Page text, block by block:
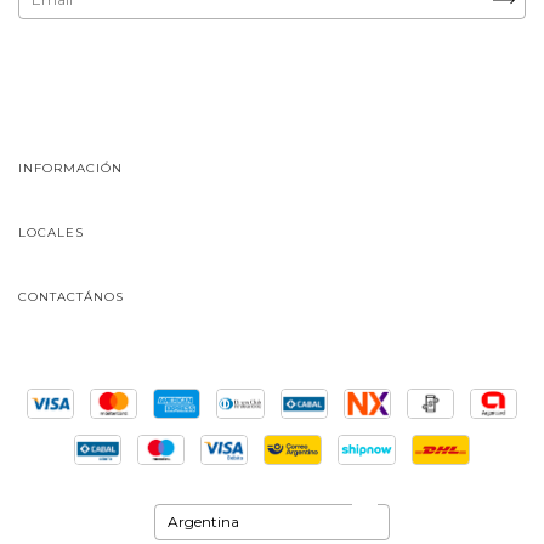
INFORMACIÓN
LOCALES
CONTACTÁNOS